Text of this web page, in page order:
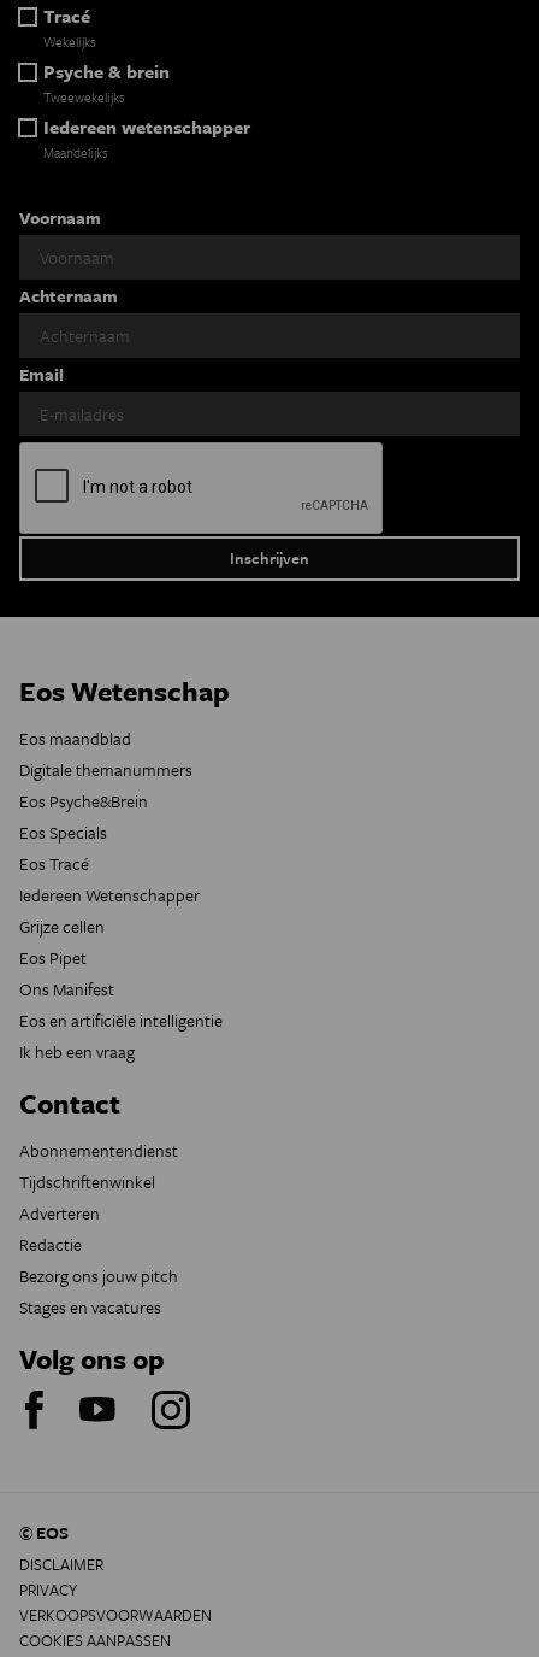
Tracé
Wekelijks
Psyche & brein
Tweewekelijks
Iedereen wetenschapper
Maandelijks
Voornaam
Achternaam
Email
Eos Wetenschap
Eos maandblad
Digitale themanummers
Eos Psyche&Brein
Eos Specials
Eos Tracé
Iedereen Wetenschapper
Grijze cellen
Eos Pipet
Ons Manifest
Eos en artificiële intelligentie
Ik heb een vraag
Contact
Abonnementendienst
Tijdschriftenwinkel
Adverteren
Redactie
Bezorg ons jouw pitch
Stages en vacatures
Volg ons op
© EOS
DISCLAIMER
PRIVACY
VERKOOPSVOORWAARDEN
COOKIES AANPASSEN